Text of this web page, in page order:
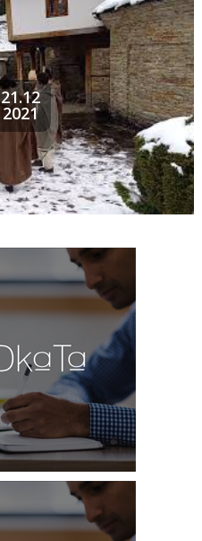
21.12
2021